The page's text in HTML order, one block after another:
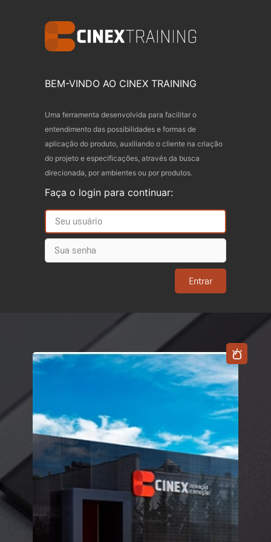
BEM-VINDO AO CINEX TRAINING
Uma ferramenta desenvolvida para facilitar o
entendimento das possibilidades e formas de
aplicação do produto, auxiliando o cliente na criação
do projeto e especificações, através da busca
direcionada, por ambientes ou por produtos.
Faça o login para continuar:
Entrar